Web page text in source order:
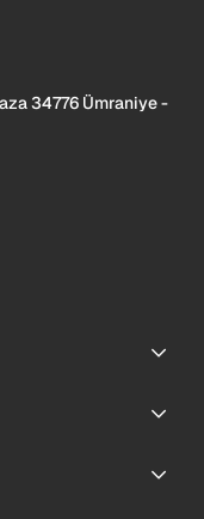
34776 Ümraniye -